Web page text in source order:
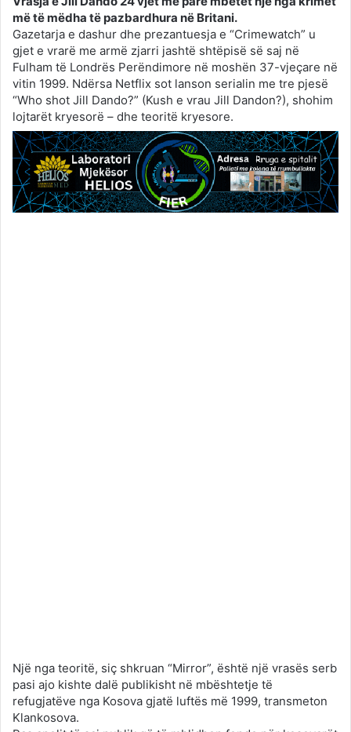
më të mëdha të pazbardhura në Britani.
Gazetarja e dashur dhe prezantuesja e “Crimewatch” u
gjet e vrarë me armë zjarri jashtë shtëpisë së saj në
Fulham të Londrës Perëndimore në moshën 37-vjeçare në
vitin 1999. Ndërsa Netflix sot lanson serialin me tre pjesë
“Who shot Jill Dando?” (Kush e vrau Jill Dandon?), shohim
lojtarët kryesorë – dhe teoritë kryesore.
Një nga teoritë, siç shkruan “Mirror”, është një vrasës serb
pasi ajo kishte dalë publikisht në mbështetje të
refugjatëve nga Kosova gjatë luftës më 1999, transmeton
Klankosova.